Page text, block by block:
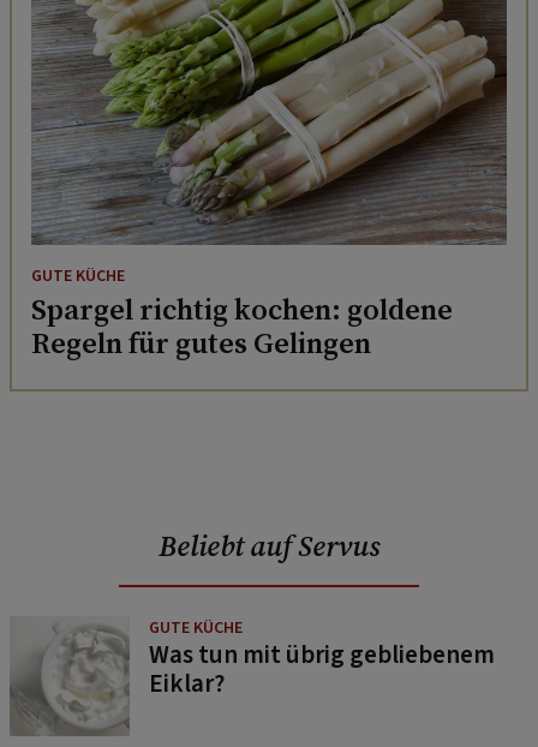
GUTE KÜCHE
Spargel richtig kochen: goldene
Regeln für gutes Gelingen
Beliebt auf Servus
GUTE KÜCHE
Was tun mit übrig gebliebenem
Eiklar?